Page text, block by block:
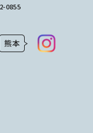
0855